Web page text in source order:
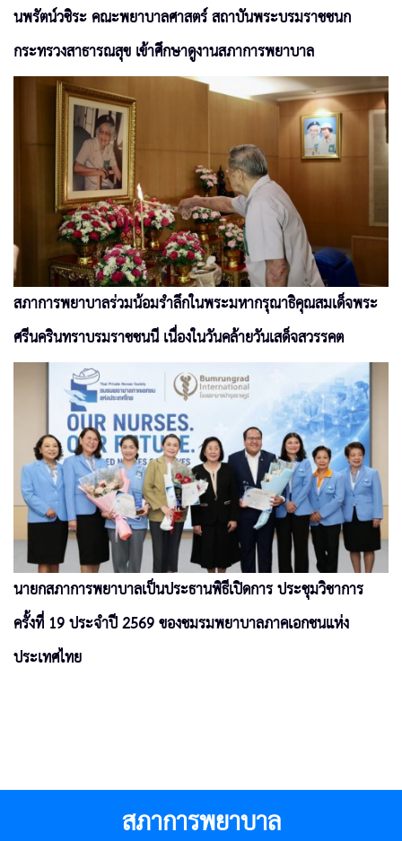
นพรัตน์วชิระ คณะพยาบาลศาสตร์ สถาบันพระบรมราชชนก
กระทรวงสาธารณสุข เข้าศึกษาดูงานสภาการพยาบาล
สภาการพยาบาลร่วมน้อมรำลึกในพระมหากรุณาธิคุณสมเด็จพระ
ศรีนครินทราบรมราชชนนี เนื่องในวันคล้ายวันเสด็จสวรรคต
นายกสภาการพยาบาลเป็นประธานพิธีเปิดการ ประชุมวิชาการ
ครั้งที่ 19 ประจำปี 2569 ของชมรมพยาบาลภาคเอกชนแห่ง
ประเทศไทย
สภาการพยาบาล